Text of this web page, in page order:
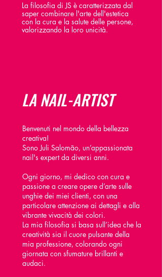
La filosofia di JS è caratterizzata dal
saper combinare l'arte dell'estetica
con la cura e la salute delle persone,
valorizzando la loro unicità.
LA NAIL-ARTIST
Benvenuti nel mondo della bellezza
creativa!
Sono Juli Salomão, un’appassionata
nail's expert da diversi anni.
Ogni giorno, mi dedico con cura e
passione a creare opere d’arte sulle
unghie dei miei clienti, con una
particolare attenzione ai dettagli e alla
vibrante vivacità dei colori.
La mia filosofia si basa sull’idea che la
creatività sia il cuore pulsante della
mia professione, colorando ogni
giornata con sfumature brillanti e
audaci.